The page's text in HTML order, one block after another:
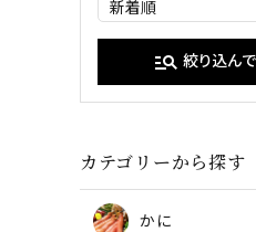
manage_search 絞り込ん
カテゴリーから探す
かに